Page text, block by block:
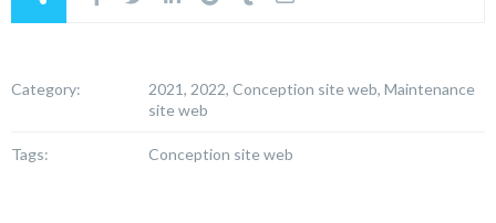
Category:
2021, 2022, Conception site web, Maintenance
site web
Tags: Conception site web